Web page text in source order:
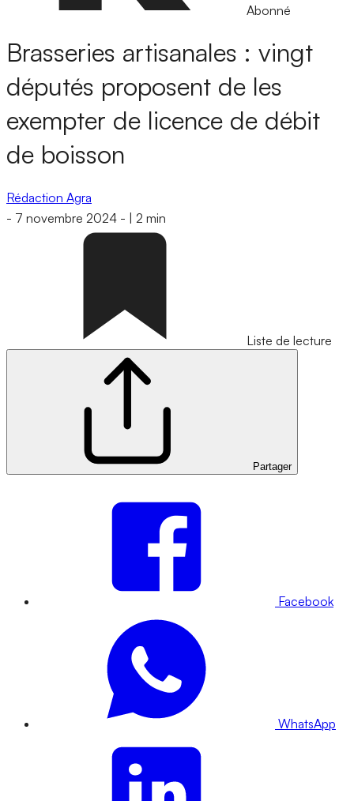
Abonné
Brasseries artisanales : vingt
députés proposent de les
exempter de licence de débit
de boisson
Rédaction Agra
- 7 novembre 2024 - 2 min
Liste de lecture
Partager
Facebook
WhatsApp